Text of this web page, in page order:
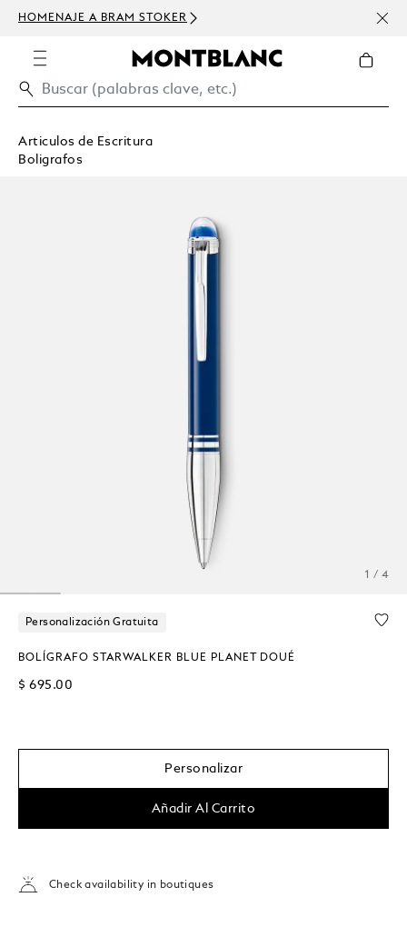
HOMENAJE A BRAM STOKER
USD
Articulos de Escritura
Boligrafos
1 / 4
Personalización Gratuita
BOLÍGRAFO STARWALKER BLUE PLANET DOUÉ
$ 695.00
Personalizar
Añadir Al Carrito
Check availability in boutiques